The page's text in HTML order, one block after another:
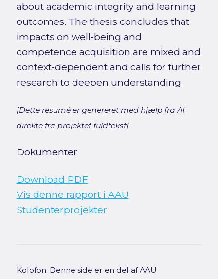
about academic integrity and learning
outcomes. The thesis concludes that
impacts on well-being and
competence acquisition are mixed and
context-dependent and calls for further
research to deepen understanding.
[Dette resumé er genereret med hjælp fra AI
direkte fra projektet fuldtekst]
Dokumenter
Download PDF
Vis denne rapport i AAU
Studenterprojekter
Kolofon: Denne side er en del af AAU